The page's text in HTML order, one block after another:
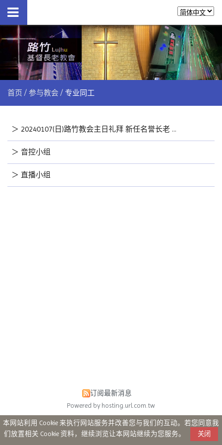
首页 参与教会 专业同工
＞ 20240107(日)路竹教会主日礼拜 新任名誉长老 长执 会长队长 就任
＞ 音控小组
＞ 直播小组
订阅最新消息
Powered by hosting.url.com.tw
本网站利用 Cookie 来执行网站服务并改善您与我们的互动。若您同意我
们放置相关 Cookie 资料，继续浏览让本网站继续为您服务。